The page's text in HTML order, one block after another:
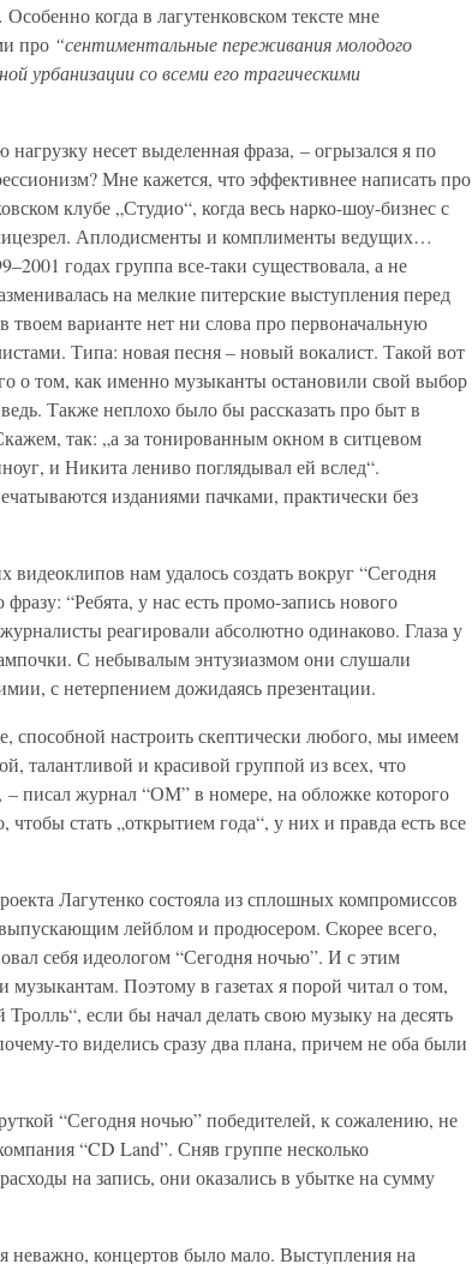
когда в лагутенковском тексте мне
про “сентиментальные переживания молодого
урбанизации со всеми его трагическими
несет выделенная фраза, – огрызался я по
Мне кажется, что эффективнее написать про
клубе „Студио“, когда весь нарко-шоу-бизнес с
Аплодисменты и комплименты ведущих…
годах группа все-таки существовала, а не
на мелкие питерские выступления перед
твоем варианте нет ни слова про первоначальную
Типа: новая песня – новый вокалист. Такой вот
о том, как именно музыканты остановили свой выбор
Также неплохо было бы рассказать про быт в
так: „а за тонированным окном в ситцевом
и Никита лениво поглядывал ей вслед“.
изданиями пачками, практически без
нам удалось создать вокруг “Сегодня
“Ребята, у нас есть промо-запись нового
реагировали абсолютно одинаково. Глаза у
С небывалым энтузиазмом они слушали
с нетерпением дожидаясь презентации.
настроить скептически любого, мы имеем
талантливой и красивой группой из всех, что
– писал журнал “ОМ” в номере, на обложке которого
стать „открытием года“, у них и правда есть все
Лагутенко состояла из сплошных компромиссов
лейблом и продюсером. Скорее всего,
себя идеологом “Сегодня ночью”. И с этим
музыкантам. Поэтому в газетах я порой читал о том,
если бы начал делать свою музыку на десять
то виделись сразу два плана, причем не оба были
“Сегодня ночью” победителей, к сожалению, не
“CD Land”. Сняв группе несколько
на запись, они оказались в убытке на сумму
неважно, концертов было мало. Выступления на